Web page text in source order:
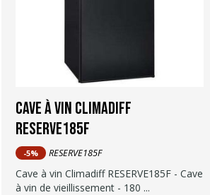
Cave à vin Climadiff
RESERVE185F
-5% RESERVE185F
Cave à vin Climadiff RESERVE185F - Cave
à vin de vieillissement - 180 ...